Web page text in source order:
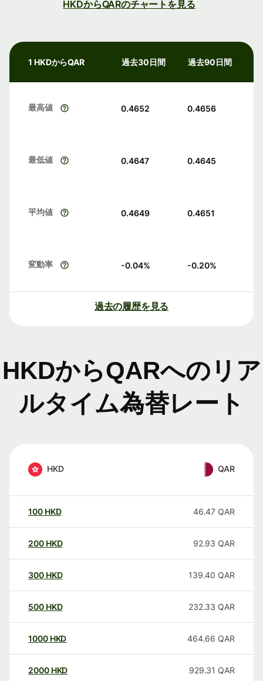
HKDからQARのチャートを見る
1 HKDからQAR 過去30日間 過去90日間
最高値 0.4652 0.4656
最低値 0.4647 0.4645
平均値 0.4649 0.4651
変動率 -0.04% -0.20%
過去の履歴を見る
HKDからQARへのリア
ルタイム為替レート
HKD QAR
100 HKD 46.47 QAR
200 HKD 92.93 QAR
300 HKD 139.40 QAR
500 HKD 232.33 QAR
1000 HKD 464.66 QAR
2000 HKD 929.31 QAR